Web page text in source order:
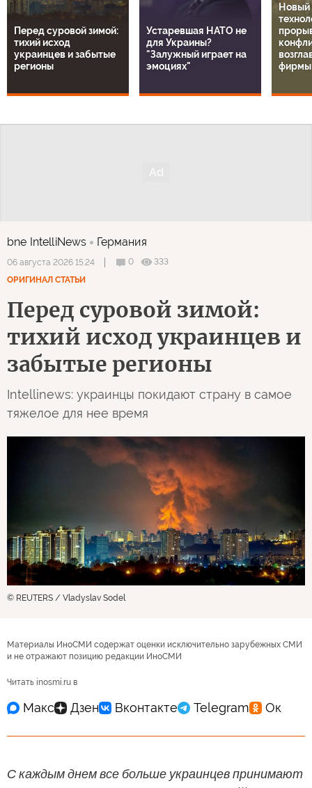
Перед суровой зимой:
тихий исход
украинцев и забытые
регионы
Устаревшая НАТО не
для Украины?
"Залужный играет на
эмоциях"
Новый
фирмы
bne IntelliNews Германия
06 августа 2026 15:24 0
333
ОРИГИНАЛ СТАТЬИ
Перед суровой зимой:
тихий исход украинцев и
забытые регионы
Intellinews: украинцы покидают страну в самое
тяжелое для нее время
© REUTERS / Vladyslav Sodel
Материалы ИноСМИ содержат оценки исключительно зарубежных СМИ
и не отражают позицию редакции ИноСМИ
Читать inosmi.ru в
С каждым днем все больше украинцев принимают